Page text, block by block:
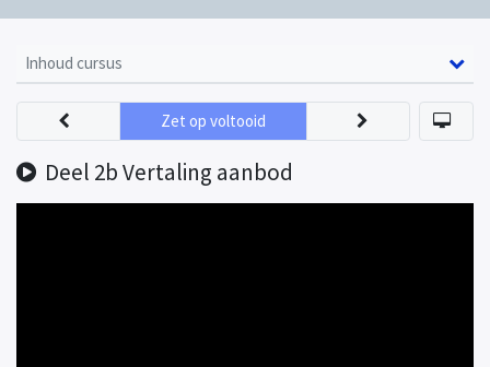
Inhoud cursus
Deel 2b Vertaling aanbod
Zet op voltooid